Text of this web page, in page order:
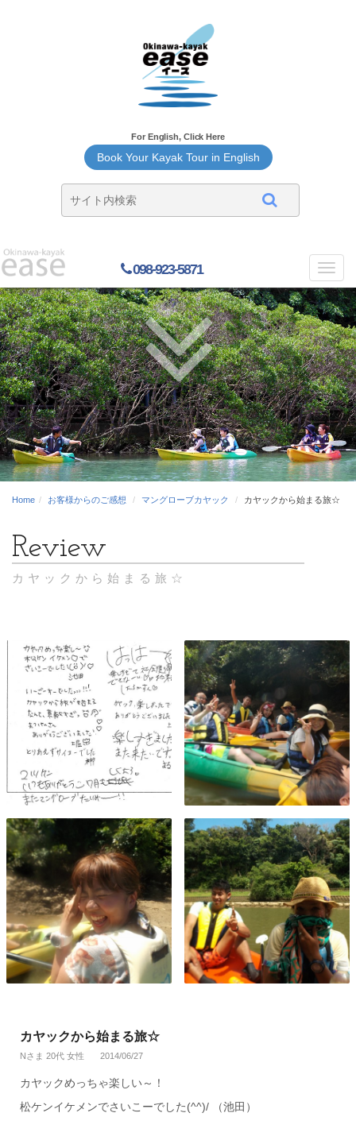
For English, Click Here
Book Your Kayak Tour in English
098-923-5871
Home お客様からのご感想 マングローブカヤック カヤックから始まる旅☆
カヤックから始まる旅☆
カヤックから始まる旅☆
Nさま 20代 女性 2014/06/27
カヤックめっちゃ楽しい～！
松ケンイケメンでさいこーでした(^^)/ （池田）